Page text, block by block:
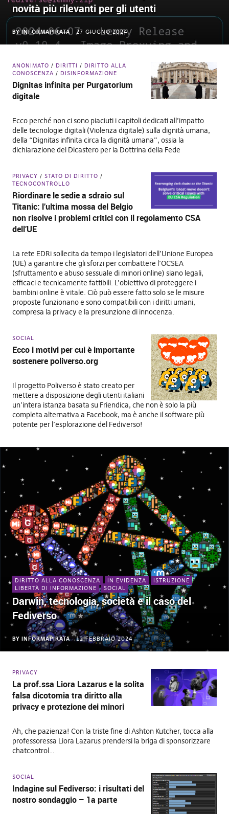
BYINFORMAPIRATA 27 GIUGNO 2024
novità più rilevanti per gli utenti
ANONIMATO DIRITTI
DIRITTO ALLA
CONOSCENZA
DISINFORMAZIONE
Dignitas infinita per Purgatorium
digitale
Ecco perché non ci sono piaciuti i capitoli dedicati all’impatto
delle tecnologie digitali (Violenza digitale) sulla dignità umana,
della “Dignitas infinita circa la dignità umana”, ossia la
dichiarazione del Dicastero per la Dottrina della Fede
PRIVACY
STATO DI DIRITTO
TECNOCONTROLLO
Riordinare le sedie a sdraio sul
Titanic: l’ultima mossa del Belgio
non risolve i problemi critici con il regolamento CSA
dell’UE
La rete EDRi sollecita da tempo i legislatori dell’Unione Europea
(UE) a garantire che gli sforzi per combattere l’OCSEA
(sfruttamento e abuso sessuale di minori online) siano legali,
efficaci e tecnicamente fattibili. L’obiettivo di proteggere i
bambini online è vitale. Ciò può essere fatto solo se le misure
proposte funzionano e sono compatibili con i diritti umani,
compresa la privacy e la presunzione di innocenza.
SOCIAL
Ecco i motivi per cui è importante
sostenere poliverso.org
Il progetto Poliverso è stato creato per
mettere a disposizione degli utenti italiani
un’intera istanza basata su Friendica, che non è solo la più
completa alternativa a Facebook, ma è anche il software più
potente per l’esplorazione del Fediverso!
BY INFORMAPIRATA 12 FEBBRAIO 2024
DIRITTO ALLA CONOSCENZA IN EVIDENZA
ISTRUZIONE
LIBERTÀ DI INFORMAZIONE
SOCIAL
Darwin, tecnologia, società e il caso del
Fediverso
PRIVACY
La prof.ssa Liora Lazarus e la solita
falsa dicotomia tra diritto alla
privacy e protezione dei minori
Ah, che pazienza! Con la triste fine di Ashton Kutcher, tocca alla
professoressa Liora Lazarus prendersi la briga di sponsorizzare
chatcontrol…
SOCIAL
Indagine sul Fediverso: i risultati del
nostro sondaggio – 1a parte